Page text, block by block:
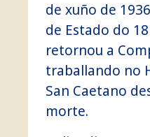
de xuño de
de Estado do
retornou a
traballando no
San Caetano
morte.